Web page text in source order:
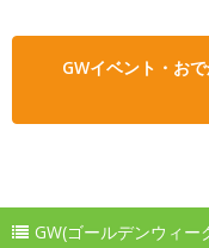
GWイベント・お
GW(ゴールデンウィ